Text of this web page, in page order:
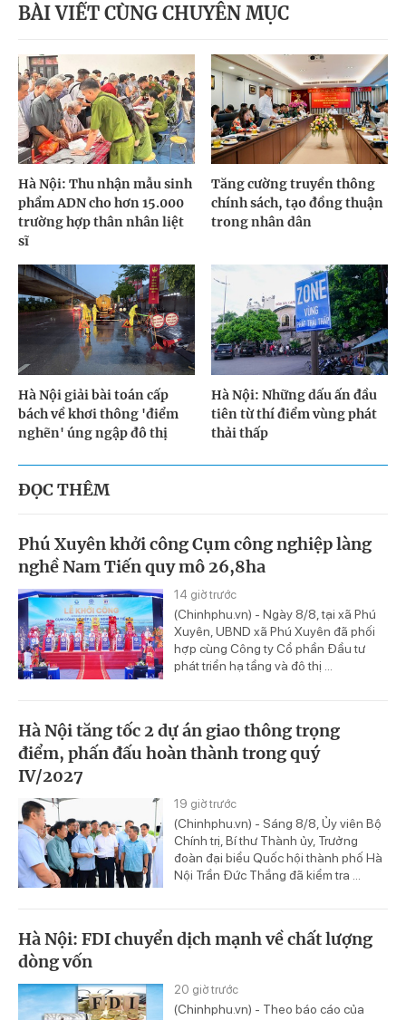
BÀI VIẾT CÙNG CHUYÊN MỤC
Hà Nội: Thu nhận mẫu sinh
phẩm ADN cho hơn 15.000
trường hợp thân nhân liệt
sĩ
Tăng cường truyền thông
chính sách, tạo đồng thuận
trong nhân dân
Hà Nội giải bài toán cấp
bách về khơi thông 'điểm
nghẽn' úng ngập đô thị
Hà Nội: Những dấu ấn đầu
tiên từ thí điểm vùng phát
thải thấp
ĐỌC THÊM
Phú Xuyên khởi công Cụm công nghiệp làng
nghề Nam Tiến quy mô 26,8ha
14 giờ trước
(Chinhphu.vn) - Ngày 8/8, tại xã Phú
Xuyên, UBND xã Phú Xuyên đã phối
hợp cùng Công ty Cổ phần Đầu tư
phát triển hạ tầng và đô thị ...
Hà Nội tăng tốc 2 dự án giao thông trọng
điểm, phấn đấu hoàn thành trong quý
IV/2027
19 giờ trước
(Chinhphu.vn) - Sáng 8/8, Ủy viên Bộ
Chính trị, Bí thư Thành ủy, Trưởng
đoàn đại biểu Quốc hội thành phố Hà
Nội Trần Đức Thắng đã kiểm tra ...
Hà Nội: FDI chuyển dịch mạnh về chất lượng
dòng vốn
20 giờ trước
(Chinhphu.vn) - Theo báo cáo của